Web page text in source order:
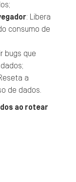
: Libera
consumo de
bugs que
a
de dados.
ao rotear